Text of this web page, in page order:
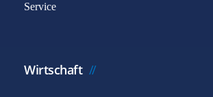
Service
Wirtschaft